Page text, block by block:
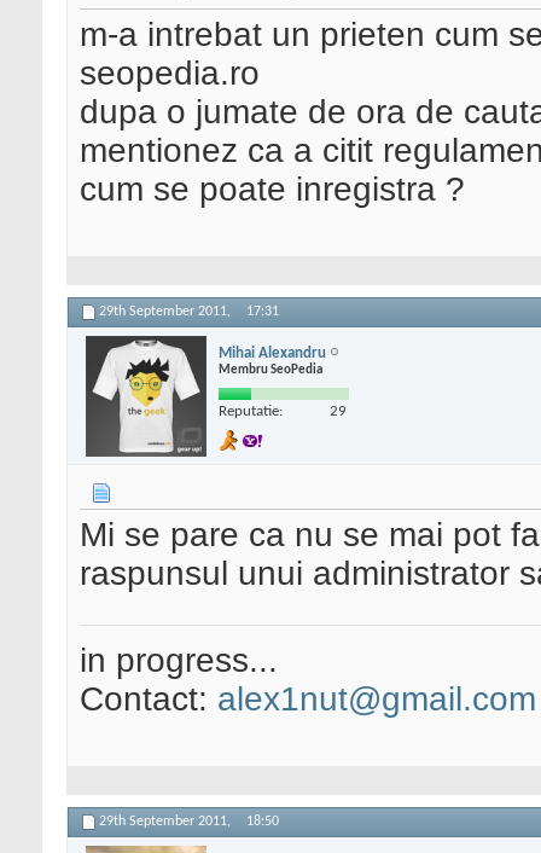
m-a intrebat un prieten cum
seopedia.ro
dupa o jumate de ora de
mentionez ca a citit
cum se poate inregistra ?
29th September 2011, 17:31
Mihai Alexandru
Membru SeoPedia
Reputatie: 29
Mi se pare ca nu se mai pot
raspunsul unui administrator
in progress...
Contact: alex1nut@gmail.com
29th September 2011, 18:50